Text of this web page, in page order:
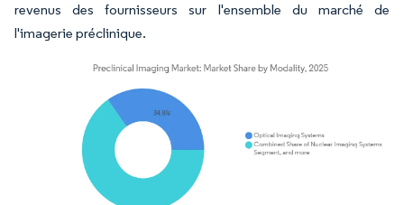
revenus des fournisseurs sur l'ensemble du marché de
l'imagerie préclinique.